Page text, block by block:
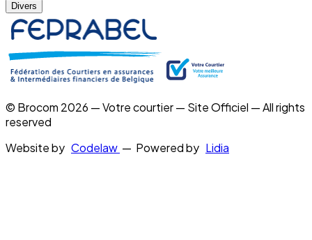
Divers
© Brocom 2026 — Votre courtier — Site Officiel — All rights
reserved
Website by Codelaw — Powered by Lidia